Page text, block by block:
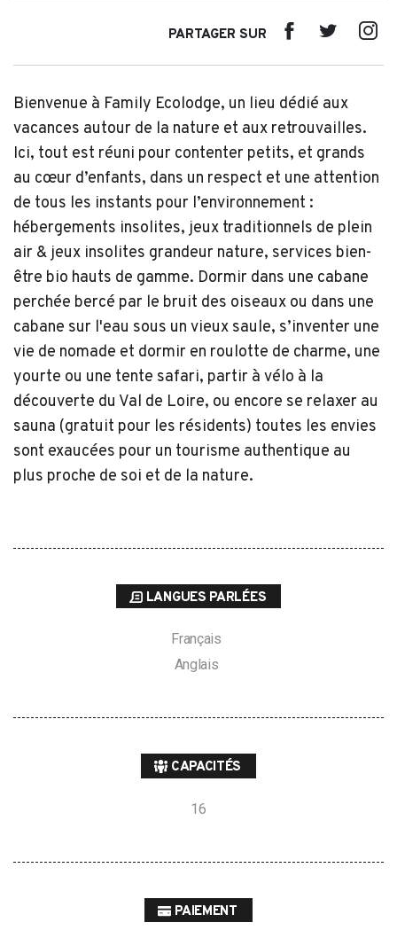
PARTAGER SUR
Bienvenue à Family Ecolodge, un lieu dédié aux
vacances autour de la nature et aux retrouvailles.
Ici, tout est réuni pour contenter petits, et grands
au cœur d’enfants, dans un respect et une attention
de tous les instants pour l’environnement :
hébergements insolites, jeux traditionnels de plein
air & jeux insolites grandeur nature, services bien-
être bio hauts de gamme. Dormir dans une cabane
perchée bercé par le bruit des oiseaux ou dans une
cabane sur l'eau sous un vieux saule, s’inventer une
vie de nomade et dormir en roulotte de charme, une
yourte ou une tente safari, partir à vélo à la
découverte du Val de Loire, ou encore se relaxer au
sauna (gratuit pour les résidents) toutes les envies
sont exaucées pour un tourisme authentique au
plus proche de soi et de la nature.
LANGUES PARLÉES
Français
Anglais
CAPACITÉS
16
PAIEMENT